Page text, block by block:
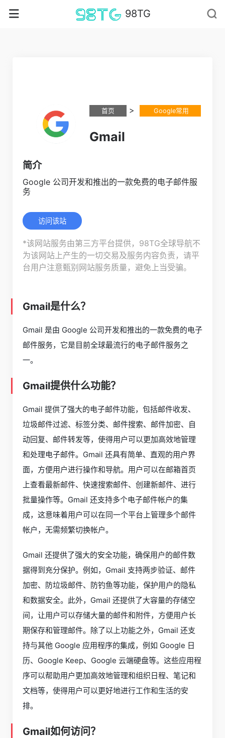
98TG
首页 > Google常用
Gmail
简介
Google 公司开发和推出的一款免费的电子邮件服
务
访问该站
*该网站服务由第三方平台提供，98TG全球导航不
为该网站上产生的一切交易及服务内容负责，请平
台用户注意甄别网站服务质量，避免上当受骗。
Gmail是什么？
Gmail 是由 Google 公司开发和推出的一款免费的电子
邮件服务，它是目前全球最流行的电子邮件服务之
一。
Gmail提供什么功能？
Gmail 提供了强大的电子邮件功能，包括邮件收发、
垃圾邮件过滤、标签分类、邮件搜索、邮件加密、自
动回复、邮件转发等，使得用户可以更加高效地管理
和处理电子邮件。Gmail 还具有简单、直观的用户界
面，方便用户进行操作和导航。用户可以在邮箱首页
上查看最新邮件、快速搜索邮件、创建新邮件、进行
批量操作等。Gmail 还支持多个电子邮件帐户的集
成，这意味着用户可以在同一个平台上管理多个邮件
帐户，无需频繁切换帐户。
Gmail 还提供了强大的安全功能，确保用户的邮件数
据得到充分保护。例如，Gmail 支持两步验证、邮件
加密、防垃圾邮件、防钓鱼等功能，保护用户的隐私
和数据安全。此外，Gmail 还提供了大容量的存储空
间，让用户可以存储大量的邮件和附件，方便用户长
期保存和管理邮件。除了以上功能之外，Gmail 还支
持与其他 Google 应用程序的集成，例如 Google 日
历、Google Keep、Google 云端硬盘等。这些应用程
序可以帮助用户更加高效地管理和组织日程、笔记和
文档等，使得用户可以更好地进行工作和生活的安
排。
Gmail如何访问？